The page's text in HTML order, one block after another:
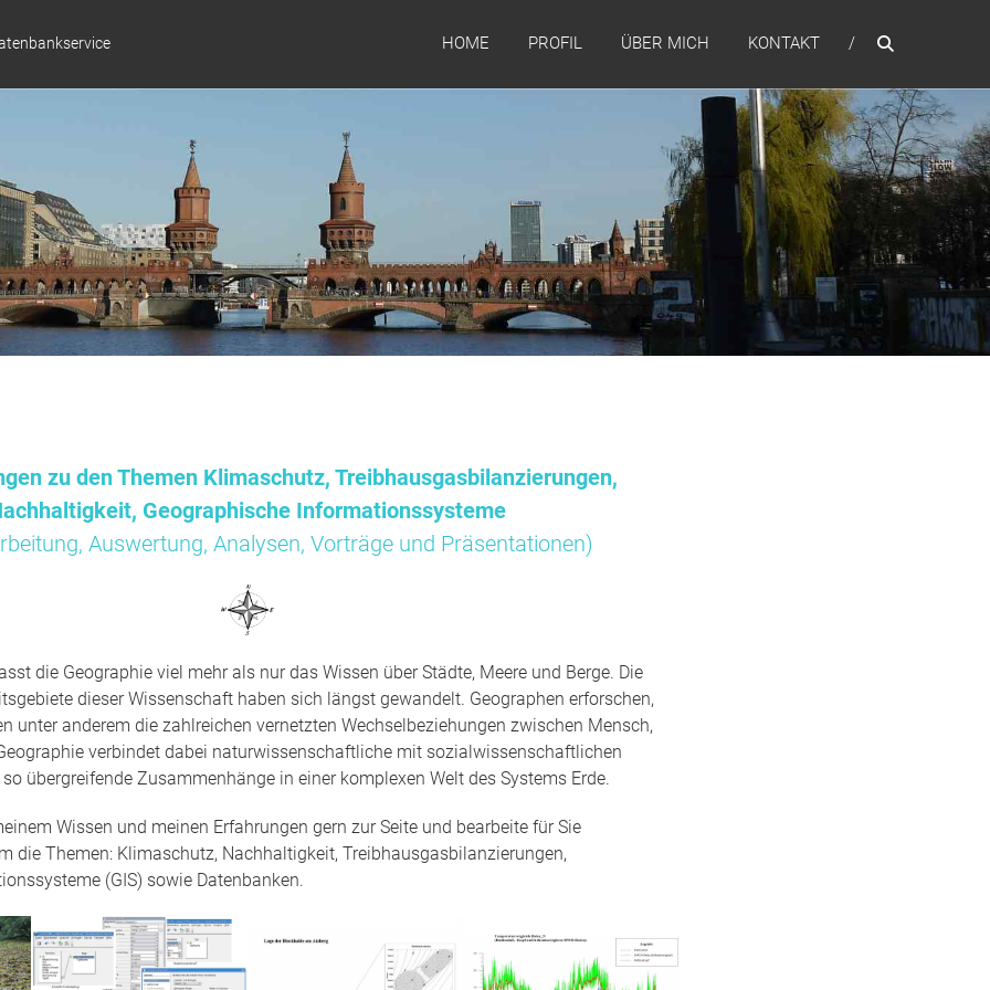
HOME PROFIL ÜBER MICH KONTAKT
zu den Themen Klimaschutz, Treibhausgasbilanzierungen,
Geographische Informationssysteme
Auswertung, Analysen, Vorträge und Präsentationen)
die Geographie viel mehr als nur das Wissen über Städte, Meere und Berge. Die
dieser Wissenschaft haben sich längst gewandelt. Geographen erforschen,
unter anderem die zahlreichen vernetzten Wechselbeziehungen zwischen Mensch,
verbindet dabei naturwissenschaftliche mit sozialwissenschaftlichen
übergreifende Zusammenhänge in einer komplexen Welt des Systems Erde.
Wissen und meinen Erfahrungen gern zur Seite und bearbeite für Sie
die Themen: Klimaschutz, Nachhaltigkeit, Treibhausgasbilanzierungen,
(GIS) sowie Datenbanken.